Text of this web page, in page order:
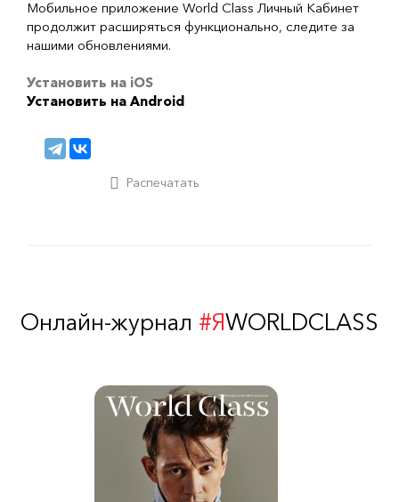
Мобильное приложение World Class Личный Кабинет
продолжит расширяться функционально, следите за
нашими обновлениями.
Установить на iOS
Установить на Android
Распечатать
Онлайн-журнал #ЯWORLDCLASS